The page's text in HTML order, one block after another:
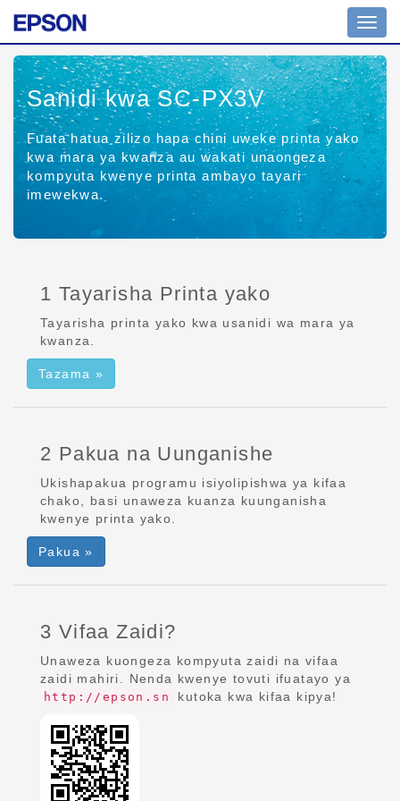
wa
tuglu
Sanidi kwa SC-PX3V
Fuata hatua zilizo hapa chini uweke printa yako
kwa mara ya kwanza au wakati unaongeza
kompyuta kwenye printa ambayo tayari
imewekwa.
1 Tayarisha Printa yako
Tayarisha printa yako kwa usanidi wa mara ya
kwanza.
Tazama »
2 Pakua na Uunganishe
Ukishapakua programu isiyolipishwa ya kifaa
chako, basi unaweza kuanza kuunganisha
kwenye printa yako.
Pakua »
3 Vifaa Zaidi?
Unaweza kuongeza kompyuta zaidi na vifaa
zaidi mahiri. Nenda kwenye tovuti ifuatayo ya
http://epson.sn kutoka kwa kifaa kipya!